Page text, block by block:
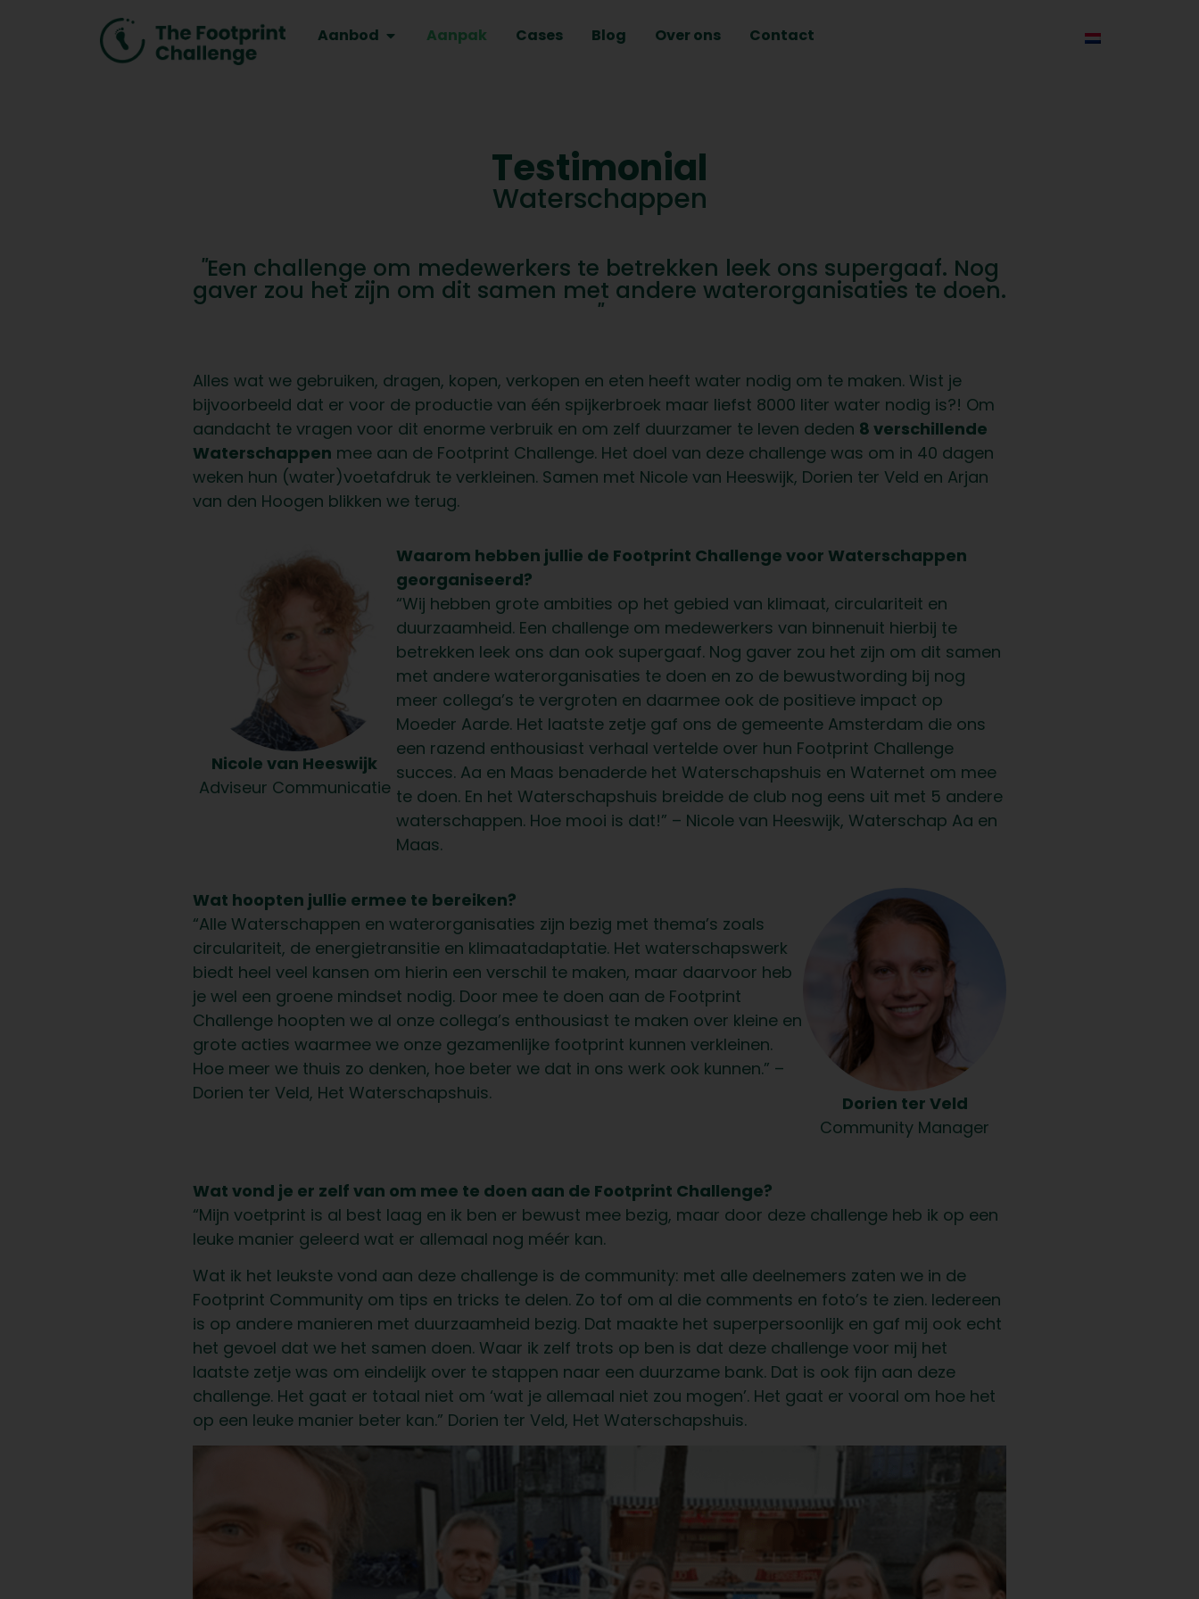
Aanbod Aanpak Cases Blog Over ons Contact
Testimonial
Waterschappen
"Een challenge om medewerkers te betrekken leek ons supergaaf. Nog
gaver zou het zijn om dit samen met andere waterorganisaties te doen.
"
Alles wat we gebruiken, dragen, kopen, verkopen en eten heeft water nodig om te maken. Wist je
bijvoorbeeld dat er voor de productie van één spijkerbroek maar liefst 8000 liter water nodig is?! Om
aandacht te vragen voor dit enorme verbruik en om zelf duurzamer te leven deden 8 verschillende
Waterschappen mee aan de Footprint Challenge. Het doel van deze challenge was om in 40 dagen
weken hun (water)voetafdruk te verkleinen. Samen met Nicole van Heeswijk, Dorien ter Veld en Arjan
van den Hoogen blikken we terug.
Nicole van Heeswijk
Adviseur Communicatie
Waarom hebben jullie de Footprint Challenge voor Waterschappen
georganiseerd?
“Wij hebben grote ambities op het gebied van klimaat, circulariteit en
duurzaamheid. Een challenge om medewerkers van binnenuit hierbij te
betrekken leek ons dan ook supergaaf. Nog gaver zou het zijn om dit samen
met andere waterorganisaties te doen en zo de bewustwording bij nog
meer collega’s te vergroten en daarmee ook de positieve impact op
Moeder Aarde. Het laatste zetje gaf ons de gemeente Amsterdam die ons
een razend enthousiast verhaal vertelde over hun Footprint Challenge
succes. Aa en Maas benaderde het Waterschapshuis en Waternet om mee
te doen. En het Waterschapshuis breidde de club nog eens uit met 5 andere
waterschappen. Hoe mooi is dat!” – Nicole van Heeswijk, Waterschap Aa en
Maas.
Wat hoopten jullie ermee te bereiken?
“Alle Waterschappen en waterorganisaties zijn bezig met thema’s zoals
circulariteit, de energietransitie en klimaatadaptatie. Het waterschapswerk
biedt heel veel kansen om hierin een verschil te maken, maar daarvoor heb
je wel een groene mindset nodig. Door mee te doen aan de Footprint
Challenge hoopten we al onze collega’s enthousiast te maken over kleine en
grote acties waarmee we onze gezamenlijke footprint kunnen verkleinen.
Hoe meer we thuis zo denken, hoe beter we dat in ons werk ook kunnen.” –
Dorien ter Veld, Het Waterschapshuis.
Dorien ter Veld
Community Manager
Wat vond je er zelf van om mee te doen aan de Footprint Challenge?
“Mijn voetprint is al best laag en ik ben er bewust mee bezig, maar door deze challenge heb ik op een
leuke manier geleerd wat er allemaal nog méér kan.
Wat ik het leukste vond aan deze challenge is de community: met alle deelnemers zaten we in de
Footprint Community om tips en tricks te delen. Zo tof om al die comments en foto’s te zien. Iedereen
is op andere manieren met duurzaamheid bezig. Dat maakte het superpersoonlijk en gaf mij ook echt
het gevoel dat we het samen doen. Waar ik zelf trots op ben is dat deze challenge voor mij het
laatste zetje was om eindelijk over te stappen naar een duurzame bank. Dat is ook fijn aan deze
challenge. Het gaat er totaal niet om ‘wat je allemaal niet zou mogen’. Het gaat er vooral om hoe het
op een leuke manier beter kan.” Dorien ter Veld, Het Waterschapshuis.